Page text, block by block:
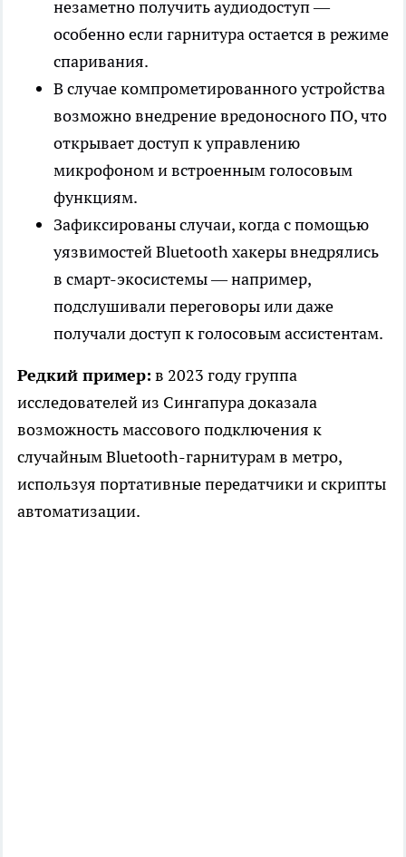
незаметно получить аудиодоступ —
особенно если гарнитура остается в режиме
спаривания.
В случае компрометированного устройства
возможно внедрение вредоносного ПО, что
открывает доступ к управлению
микрофоном и встроенным голосовым
функциям.
Зафиксированы случаи, когда с помощью
уязвимостей Bluetooth хакеры внедрялись
в смарт-экосистемы — например,
подслушивали переговоры или даже
получали доступ к голосовым ассистентам.
Редкий пример: в 2023 году группа
исследователей из Сингапура доказала
возможность массового подключения к
случайным Bluetooth-гарнитурам в метро,
используя портативные передатчики и скрипты
автоматизации.